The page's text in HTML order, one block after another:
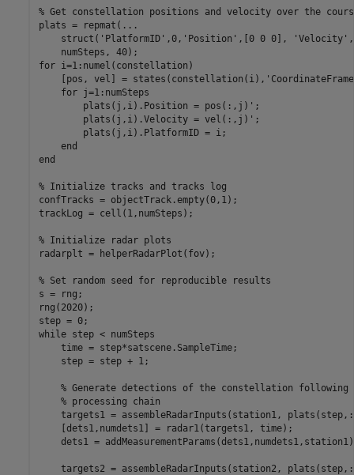
% Get constellation positions and velocity over the
plats = repmat( ...
    struct(
'PlatformID' ,0, 'Position' ,[0 0 0], 'Velocity'
for i=1:numel(constellation)
    [pos, vel] = states(constellation(i),
for j=1:numSteps
        plats(j,i).Position = pos(:,j)';
        plats(j,i).Velocity = vel(:,j)';
        plats(j,i).PlatformID = i;
end
end
% Initialize tracks and tracks log
confTracks = objectTrack.empty(0,1);
trackLog = cell(1,numSteps);
% Initialize radar plots
radarplt = helperRadarPlot(fov);
% Set random seed for reproducible results
s = rng;
rng(2020);
while step < numSteps
    time = step*satscene.SampleTime;
    step = step + 1;
% Generate detections of the constellation following
% processing chain
targets1 = assembleRadarInputs(station1,
    [dets1,numdets1] = radar1(targets1, time);
dets1 =
targets2 = assembleRadarInputs(station2,